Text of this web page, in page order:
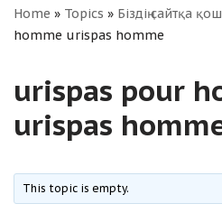
Home » Topics » Біздің сайтқа
homme urispas homme
urispas pour
urispas
This topic is empty.